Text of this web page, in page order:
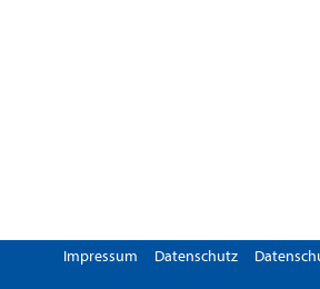
Impressum Datenschutz